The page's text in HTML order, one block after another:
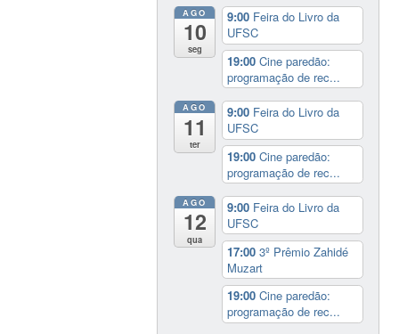
AGO
10
seg
9:00 Feira do Livro da
UFSC
19:00Cine paredão:
programação de rec...
AGO
11
ter
9:00 Feira do Livro da
UFSC
19:00Cine paredão:
programação de rec...
AGO
12
qua
9:00 Feira do Livro da
UFSC
17:003º Prêmio Zahidé
Muzart
19:00Cine paredão:
programação de rec...